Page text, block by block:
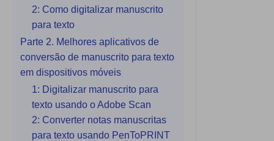
Conversar com Documento
Gerador de imagens com IA
Todos os recursos do PDF
PDFelement para iOS
Vídeos Tutoriais
Suporte
Contatar Suporte
Especificações Técnicas
2: Como digitalizar manuscrito
para texto
Parte 2. Melhores aplicativos de
conversão de manuscrito para texto
em dispositivos móveis
1: Digitalizar manuscrito para
texto usando o Adobe Scan
2: Converter notas manuscritas
para texto usando PenToPRINT